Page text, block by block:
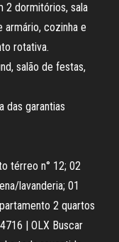
2 dormitórios, sala
cozinha e
rotativa.
salão de festas,
das garantias
térreo n° 12; 02
lavanderia; 01
2 quartos
| OLX Buscar